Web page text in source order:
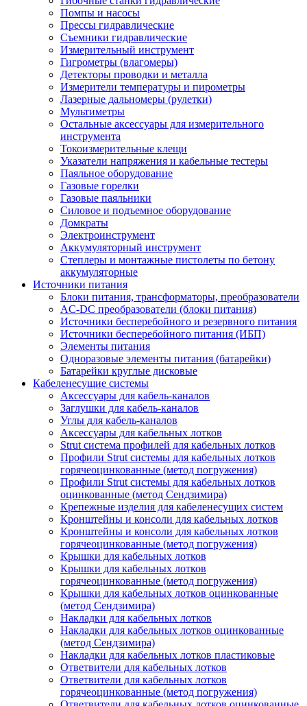
Помпы и насосы
Прессы гидравлические
Съемники гидравлические
Измерительный инструмент
Гигрометры (влагомеры)
Детекторы проводки и металла
Измерители температуры и пирометры
Лазерные дальномеры (рулетки)
Мультиметры
Остальные аксессуары для измерительного
инструмента
Токоизмерительные клещи
Указатели напряжения и кабельные тестеры
Паяльное оборудование
Газовые горелки
Газовые паяльники
Силовое и подъемное оборудование
Домкраты
Электроинструмент
Аккумуляторный инструмент
Степлеры и монтажные пистолеты по бетону
аккумуляторные
Источники питания
Блоки питания, трансформаторы, преобразователи
AC-DC преобразователи (блоки питания)
Источники бесперебойного и резервного питания
Источники бесперебойного питания (ИБП)
Элементы питания
Одноразовые элементы питания (батарейки)
Батарейки круглые дисковые
Кабеленесущие системы
Аксессуары для кабель-каналов
Заглушки для кабель-каналов
Углы для кабель-каналов
Аксессуары для кабельных лотков
Strut система профилей для кабельных лотков
Профили Strut системы для кабельных лотков
горячеоцинкованные (метод погружения)
Профили Strut системы для кабельных лотков
оцинкованные (метод Сендзимира)
Крепежные изделия для кабеленесущих систем
Кронштейны и консоли для кабельных лотков
Кронштейны и консоли для кабельных лотков
горячеоцинкованные (метод погружения)
Крышки для кабельных лотков
Крышки для кабельных лотков
горячеоцинкованные (метод погружения)
Крышки для кабельных лотков оцинкованные
(метод Сендзимира)
Накладки для кабельных лотков
Накладки для кабельных лотков оцинкованные
(метод Сендзимира)
Накладки для кабельных лотков пластиковые
Ответвители для кабельных лотков
Ответвители для кабельных лотков
горячеоцинкованные (метод погружения)